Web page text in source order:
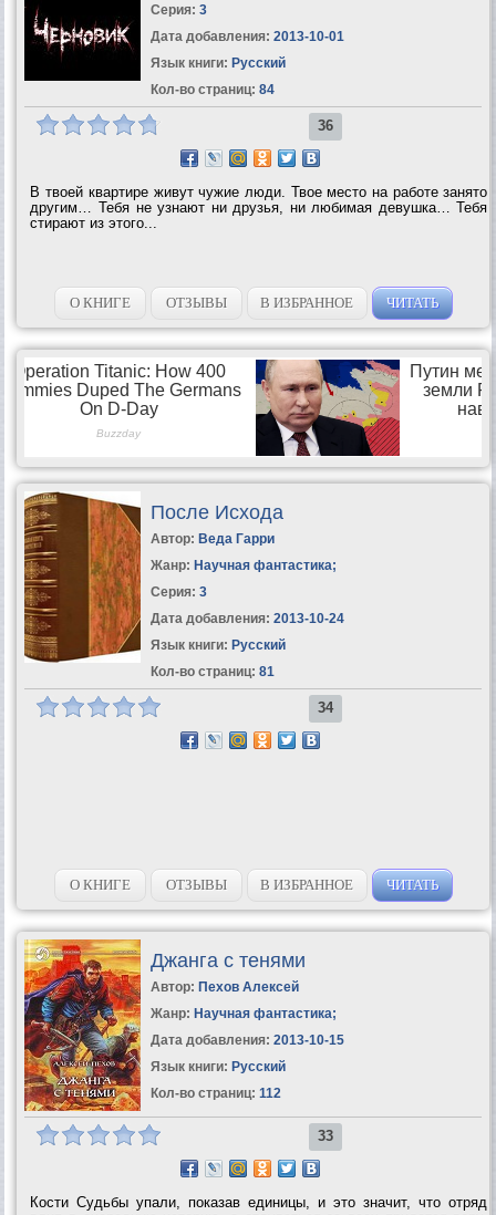
Серия: 3
Дата добавления: 2013-10-01
Язык книги: Русский
Кол-во страниц: 84
36
В твоей квартире живут чужие люди. Твое место на работе занято
другим… Тебя не узнают ни друзья, ни любимая девушка… Тебя
стирают из этого...
О КНИГЕ ОТЗЫВЫ В ИЗБРАННОЕ ЧИТАТЬ
После Исхода
Автор: Веда Гарри
Жанр: Научная фантастика;
Серия: 3
Дата добавления: 2013-10-24
Язык книги: Русский
Кол-во страниц: 81
34
О КНИГЕ ОТЗЫВЫ В ИЗБРАННОЕ ЧИТАТЬ
Джанга с тенями
Автор: Пехов Алексей
Жанр: Научная фантастика;
Дата добавления: 2013-10-15
Язык книги: Русский
Кол-во страниц: 112
33
Кости Судьбы упали, показав единицы, и это значит, что отряд